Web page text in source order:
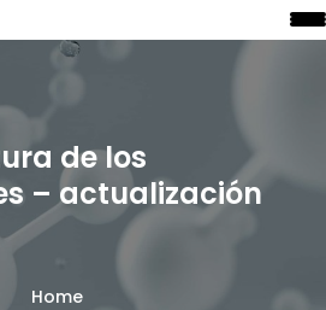
de los
– actualización
Home